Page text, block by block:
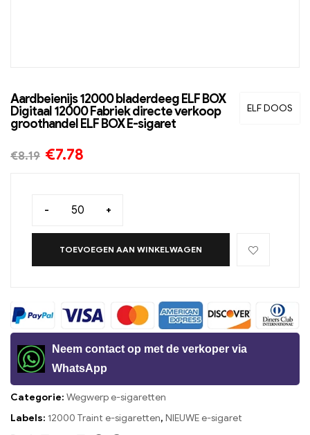
ELF DOOS
Aardbeienijs 12000 bladerdeeg ELF BOX
Digitaal 12000 Fabriek directe verkoop
groothandel ELF BOX E-sigaret
€8.19 €7.78
- +
TOEVOEGEN AAN WINKELWAGEN
Neem contact op met de verkoper via
WhatsApp
Categorie: Wegwerp e-sigaretten
Labels: 12000 Traint e-sigaretten, NIEUWE e-sigaret